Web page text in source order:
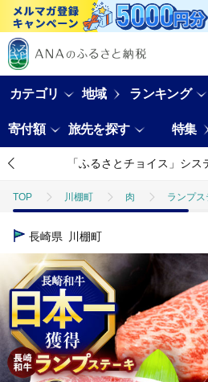
カテゴリ 地域 ランキング
寄付額 旅先を探す 特集
「ふるさとチョイス」シ
TOP 川棚町 肉 ランプス
TOP
肉 【6回定
TOP 肉 牛肉 ステーキ(
長崎県 川棚町